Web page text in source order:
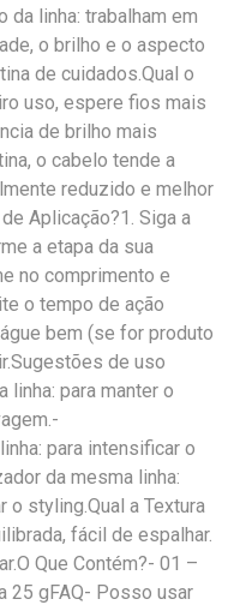
linha: trabalham em
o brilho e o aspecto
de cuidados.Qual o
uso, espere fios mais
de brilho mais
o cabelo tende a
reduzido e melhor
Aplicação?1. Siga a
a etapa da sua
no comprimento e
o tempo de ação
bem (se for produto
de uso
linha: para manter o
para intensificar o
da mesma linha:
o styling.Qual a Textura
fácil de espalhar.
Que Contém?- 01 –
25 gFAQ- Posso usar